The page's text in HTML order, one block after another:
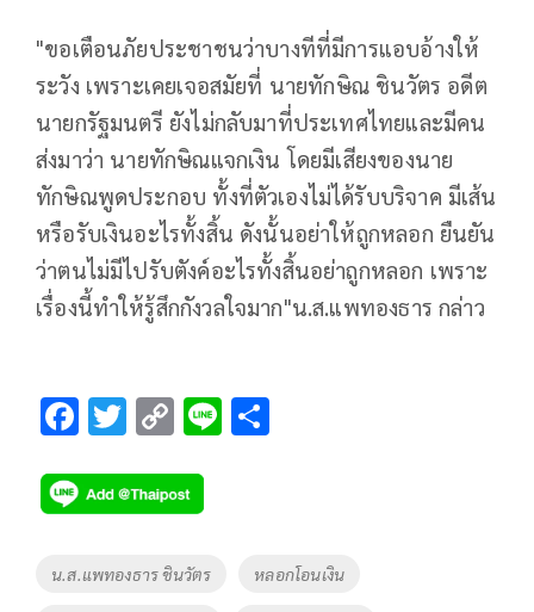
"ขอเตือนภัยประชาชนว่าบางทีที่มีการแอบอ้างให้
ระวัง เพราะเคยเจอสมัยที่ นายทักษิณ ชินวัตร อดีต
นายกรัฐมนตรี ยังไม่กลับมาที่ประเทศไทยและมีคน
ส่งมาว่า นายทักษิณแจกเงิน โดยมีเสียงของนาย
ทักษิณพูดประกอบ ทั้งที่ตัวเองไม่ได้รับบริจาค มีเส้น
หรือรับเงินอะไรทั้งสิ้น ดังนั้นอย่าให้ถูกหลอก ยืนยัน
ว่าตนไม่มีไปรับตังค์อะไรทั้งสิ้นอย่าถูกหลอก เพราะ
เรื่องนี้ทำให้รู้สึกกังวลใจมาก"น.ส.แพทองธาร กล่าว
F
e
b
o
T
tt
er
C
p
y
Li
Li
Tags
น.ส.แพทองธาร ชินวัตร หลอกโอนเงิน